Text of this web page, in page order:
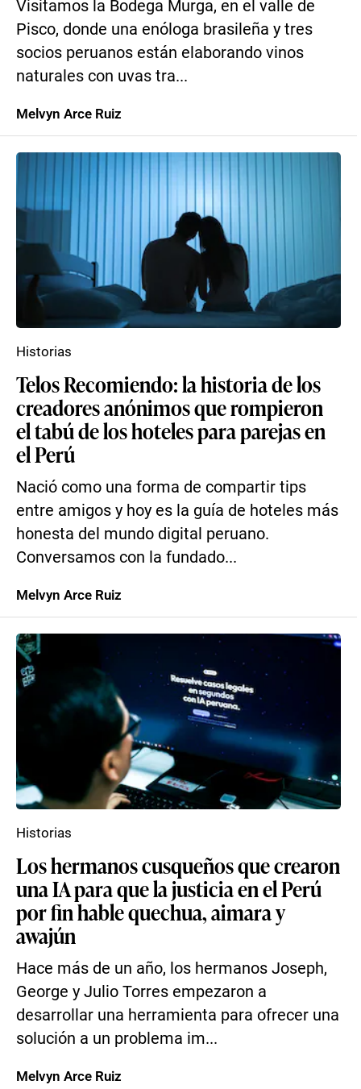
Visitamos la Bodega Murga, en el valle de
Pisco, donde una enóloga brasileña y tres
socios peruanos están elaborando vinos
naturales con uvas tra...
Melvyn Arce Ruiz
Telos Recomiendo: la historia de los
creadores anónimos que rompieron
el tabú de los hoteles para parejas en
el Perú
Nació como una forma de compartir tips
entre amigos y hoy es la guía de hoteles más
honesta del mundo digital peruano.
Conversamos con la fundado...
Historias
Melvyn Arce Ruiz
Los hermanos cusqueños que crearon
una IA para que la justicia en el Perú
por fin hable quechua, aimara y
awajún
Hace más de un año, los hermanos Joseph,
George y Julio Torres empezaron a
desarrollar una herramienta para ofrecer una
solución a un problema im...
Historias
Melvyn Arce Ruiz